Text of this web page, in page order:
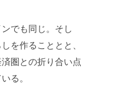
でも同じ。そし
を作ることとと、
圏との折り合い点
る。